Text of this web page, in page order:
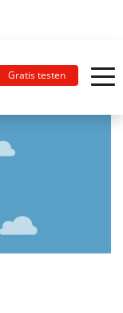
Gratis testen